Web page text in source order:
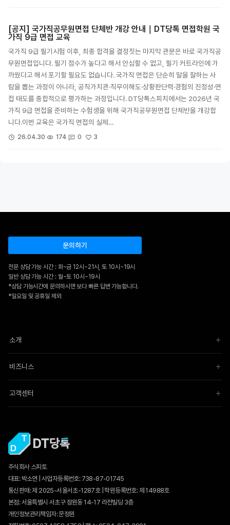
[공지] 국가직공무원면접 단체반 개강 안내｜DT당톡 면접학원 국
가직 9급 면접 교육
국가직 9급 필기시험 이후, 최종 합격을 결정짓는 마지막 관문은 바로 국가직공
무원면접입니다. 필기 점수가 높다고 해서 안심할 수 없고, 필기 커트라인에 가
까웠다고 해서 포기할 필요도 없습니다. 국가직 면접은 단순히 말을 잘하는 사
람을 뽑는 과정이 아니라, 공직가치관·직무이해도·상황판단력·경험의 진정성·면
접 태도를 종합적으로 평가하는 과정입니다. DT당톡스피치에서는 2026년 국
가직 9급 면접을 준비하는 수험생을 위해 국가직공무원면접 단체반을 개강합
니다.이번 교육은 국가직 면접의 실제…
26.04.30 174 0 3
문의하기
전문 상담 가능 시간 : 화~금 12시~21시, 토 10시~19시
일반 상담 가능 시간 : 월~토 10시~19시
*상담 가능시간에 문의하시면 보다 빠른 답변 가능합니다.
*일요일 및 공휴일 제외
소개
비즈니스
고객센터
주식회사 스피토
대표: 박소연 | 사업자등록번호: 738-87-01745
통신판매:제 2025-서울서초-1287호| 학원등록번호: 제 14988호
본점: 서울특별시 서초구 잠원동 14-17 라전빌딩 3층
개인정보관리책임자: 문정원